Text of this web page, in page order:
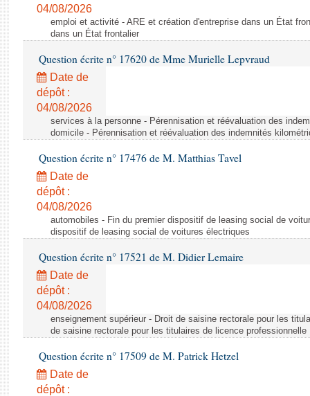
04/08/2026
emploi et activité - ARE et création d'entreprise dans un État
dans un État frontalier
Question écrite n° 17620 de Mme Murielle Lepvraud
Date de
dépôt :
04/08/2026
services à la personne - Pérennisation et réévaluation des
domicile - Pérennisation et réévaluation des indemnités
Question écrite n° 17476 de M. Matthias Tavel
Date de
dépôt :
04/08/2026
automobiles - Fin du premier dispositif de leasing social de
dispositif de leasing social de voitures électriques
Question écrite n° 17521 de M. Didier Lemaire
Date de
dépôt :
04/08/2026
enseignement supérieur - Droit de saisine rectorale pour les
de saisine rectorale pour les titulaires de licence professionnelle
Question écrite n° 17509 de M. Patrick Hetzel
Date de
dépôt :